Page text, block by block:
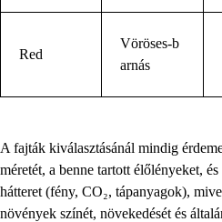
Red
Vöröses-b
arnás
A fajták kiválasztásánál mindig
méretét, a benne tartott élőlényeket,
hátteret (fény, CO₂, tápanyagok),
növények színét, növekedését és